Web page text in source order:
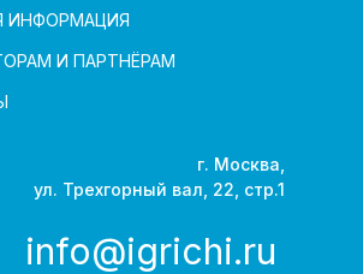
И ПАРТНЁРАМ
ИНФОРМАЦИЯ
г. Москва,
ул. Трехгорный вал, 22, стр.1
info@igrichi.ru